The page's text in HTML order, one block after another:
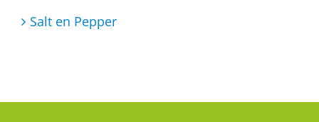
Salt en Pepper